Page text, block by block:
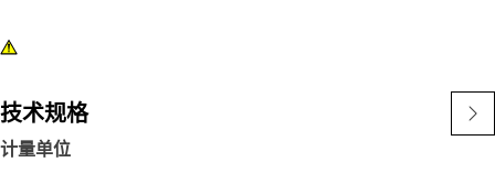
技术规格
计量单位